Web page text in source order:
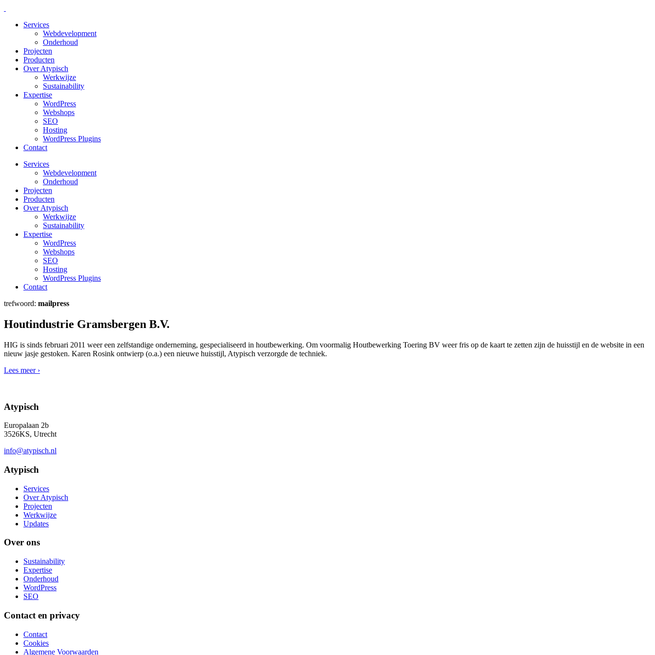
Services
Webdevelopment
Onderhoud
Projecten
Producten
Over Atypisch
Werkwijze
Sustainability
Expertise
WordPress
Webshops
SEO
Hosting
WordPress Plugins
Contact
Services
Webdevelopment
Onderhoud
Projecten
Producten
Over Atypisch
Werkwijze
Sustainability
Expertise
WordPress
Webshops
SEO
Hosting
WordPress Plugins
Contact
trefwoord: mailpress
Houtindustrie Gramsbergen B.V.
HIG is sinds februari 2011 weer een zelfstandige onderneming, gespecialiseerd in houtbewerking. Om voormalig Houtbewerking Toering BV weer fris op de kaart te zetten zijn de huisstijl en de website in een
nieuw jasje gestoken. Karen Rosink ontwierp (o.a.) een nieuwe huisstijl, Atypisch verzorgde de techniek.
Lees meer ›
Atypisch
Europalaan 2b
3526KS, Utrecht
info@atypisch.nl
Atypisch
Services
Over Atypisch
Projecten
Werkwijze
Updates
Over ons
Sustainability
Expertise
Onderhoud
WordPress
SEO
Contact en privacy
Contact
Cookies
Algemene Voorwaarden